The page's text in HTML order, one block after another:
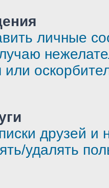
личные
друзей и
удалять